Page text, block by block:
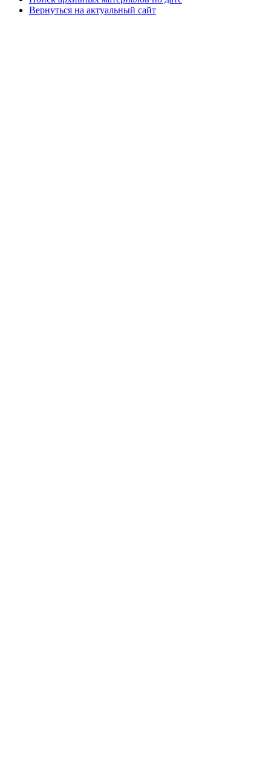
Вернуться на актуальный сайт